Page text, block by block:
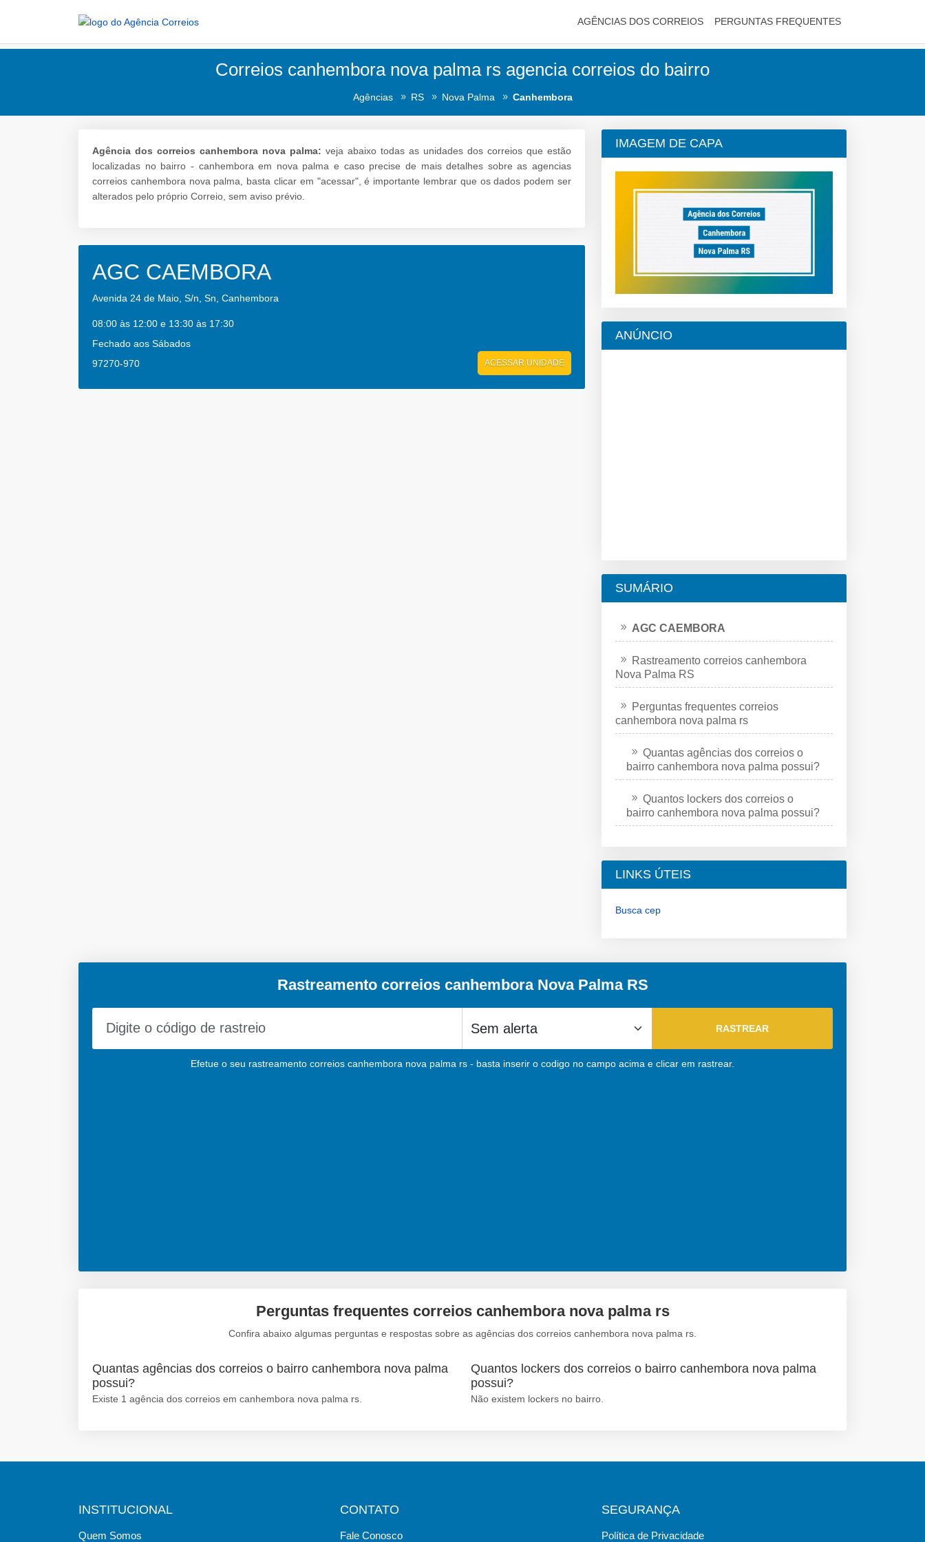
AGÊNCIAS DOS CORREIOS PERGUNTAS FREQUENTES
Correios canhembora nova palma rs agencia correios do bairro
Agências RS Nova Palma Canhembora
Agência dos correios canhembora nova palma: veja abaixo todas as unidades dos correios que estão
localizadas no bairro - canhembora em nova palma e caso precise de mais detalhes sobre as agencias
correios canhembora nova palma, basta clicar em "acessar", é importante lembrar que os dados podem ser
alterados pelo próprio Correio, sem aviso prévio.
AGC CAEMBORA
Avenida 24 de Maio, S/n, Sn, Canhembora
08:00 às 12:00 e 13:30 às 17:30
Fechado aos Sábados
97270-970
ACESSAR UNIDADE
IMAGEM DE CAPA
ANÚNCIO
SUMÁRIO
AGC CAEMBORA
Rastreamento correios canhembora
Nova Palma RS
Perguntas frequentes correios
canhembora nova palma rs
Quantas agências dos correios o
bairro canhembora nova palma possui?
Quantos lockers dos correios o
bairro canhembora nova palma possui?
LINKS ÚTEIS
Busca cep
Rastreamento correios canhembora Nova Palma RS
Efetue o seu rastreamento correios canhembora nova palma rs - basta inserir o codigo no campo acima e clicar em rastrear.
Perguntas frequentes correios canhembora nova palma rs
Confira abaixo algumas perguntas e respostas sobre as agências dos correios canhembora nova palma rs.
Quantas agências dos correios o bairro canhembora nova palma
possui?
Existe 1 agência dos correios em canhembora nova palma rs.
Quantos lockers dos correios o bairro canhembora nova palma
possui?
Não existem lockers no bairro.
INSTITUCIONAL
Quem Somos
CONTATO
Fale Conosco
SEGURANÇA
Política de Privacidade